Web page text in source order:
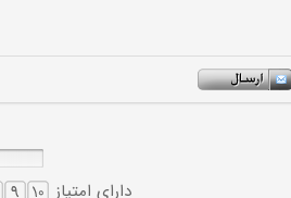
دارای امتیاز